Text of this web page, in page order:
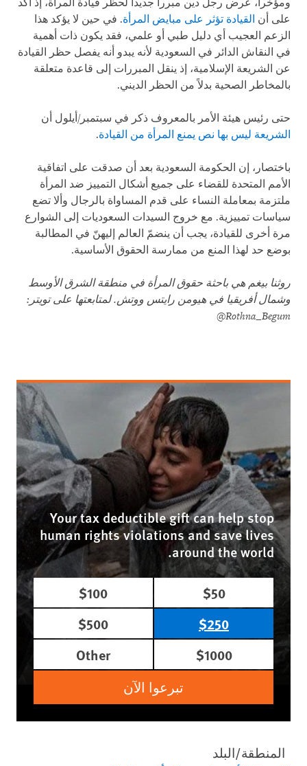
ومؤخراً، عرض رجل دين مبرراً جديداً لحظر قيادة المرأة، إذ أكد
على أن القيادة تؤثر على مبايض المرأة. في حين لا يؤكد هذا
الزعم العجيب أي دليل طبي أو علمي، فقد يكون ذات أهمية
في النقاش الدائر في السعودية لأنه يبدو أنه يفصل حظر القيادة
عن الشريعة الإسلامية، إذ ينقل المبررات إلى قاعدة متعلقة
بالمخاطر الصحية بدلاً من الحظر الديني.
حتى رئيس هيئة الأمر بالمعروف ذكر في سبتمبر/أيلول أن
الشريعة ليس بها نص يمنع المرأة من القيادة.
باختصار، إن الحكومة السعودية بعد أن صدقت على اتفاقية
الأمم المتحدة للقضاء على جميع أشكال التمييز ضد المرأة
ملتزمة بمعاملة النساء على قدم المساواة بالرجال وألا تضع
سياسات تمييزية. مع خروج السيدات السعوديات إلى الشوارع
مرة أخرى للقيادة، يجب أن ينضمّ العالم إليهنّ في المطالبة
بوضع حد لهذا المنع من ممارسة الحقوق الأساسية.
روثنا بيغم هي باحثة حقوق المرأة في منطقة الشرق الأوسط
وشمال أفريقيا في هيومن رايتس ووتش. لمتابعتها على تويتر:
@Rothna_Begum
Your tax deductible gift can help stop
human rights violations and save lives
around the world.
$50
$100
$250
$500
$1000
Other
تبرعوا الآن
المنطقة/البلد